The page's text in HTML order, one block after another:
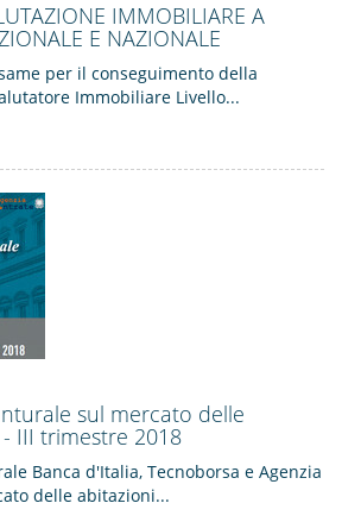
IMMOBILIARE A
E NAZIONALE
per il conseguimento della
Immobiliare Livello...
sul mercato delle
III trimestre 2018
Banca d'Italia, Tecnoborsa e Agenzia
delle abitazioni...